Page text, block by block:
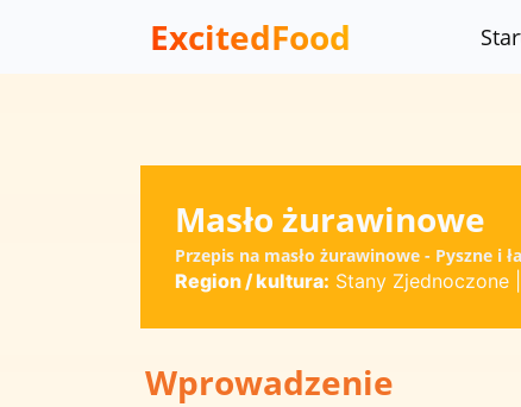
ExcitedFood
Masło żurawinowe
Przepis na masło żurawinowe - Pyszne i
Region / kultura: Stany Zjednoczone|
Wprowadzenie